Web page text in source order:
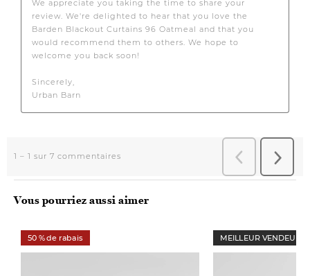
Vous pourriez aussi aimer
50 % de rabais MEILLEUR VENDEUR